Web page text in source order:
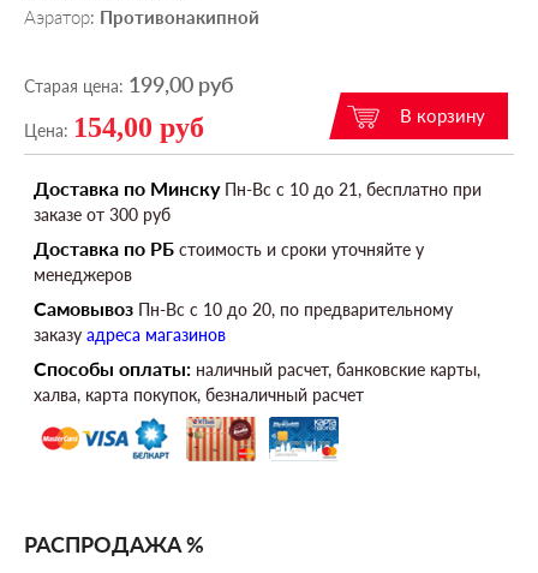
Аэратор: Противонакипной
Старая цена: 199,00 руб
Цена: 154,00 руб
Доставка по МинскуПн-Вс c 10 до 21, бесплатно при
заказе от 300 руб
Доставка по РБ стоимость и сроки уточняйте у
менеджеров
Самовывоз Пн-Вс c 10 до 20, по предварительному
заказу адреса магазинов
Способы оплаты: наличный расчет, банковские карты,
халва, карта покупок, безналичный расчет
РАСПРОДАЖА %